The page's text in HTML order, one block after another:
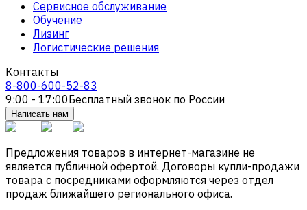
Сервисное обслуживание
Обучение
Лизинг
Логистические решения
Контакты
8-800-600-52-83
9:00 - 17:00Бесплатный звонок по России
Написать нам
Предложения товаров в интернет-магазине не
является публичной офертой. Договоры купли-продажи
товара с посредниками оформляются через отдел
продаж ближайшего регионального офиса.